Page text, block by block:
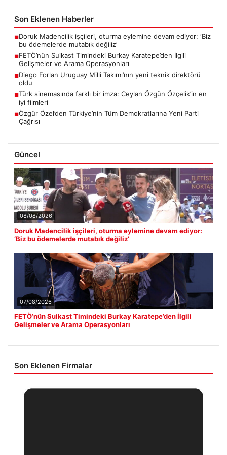
Son Eklenen Haberler
■Doruk Madencilik işçileri, oturma eylemine devam ediyor: ‘Biz
bu ödemelerde mutabık değiliz’
■FETÖ’nün Suikast Timindeki Burkay Karatepe’den İlgili
Gelişmeler ve Arama Operasyonları
■Diego Forlan Uruguay Milli Takımı’nın yeni teknik direktörü
oldu
■Türk sinemasında farklı bir imza: Ceylan Özgün Özçelik’in en
iyi filmleri
■Özgür Özel’den Türkiye’nin Tüm Demokratlarına Yeni Parti
Çağrısı
Güncel
08/08/2026
Doruk Madencilik işçileri, oturma eylemine devam ediyor:
‘Biz bu ödemelerde mutabık değiliz’
07/08/2026
FETÖ’nün Suikast Timindeki Burkay Karatepe’den İlgili
Gelişmeler ve Arama Operasyonları
Son Eklenen Firmalar